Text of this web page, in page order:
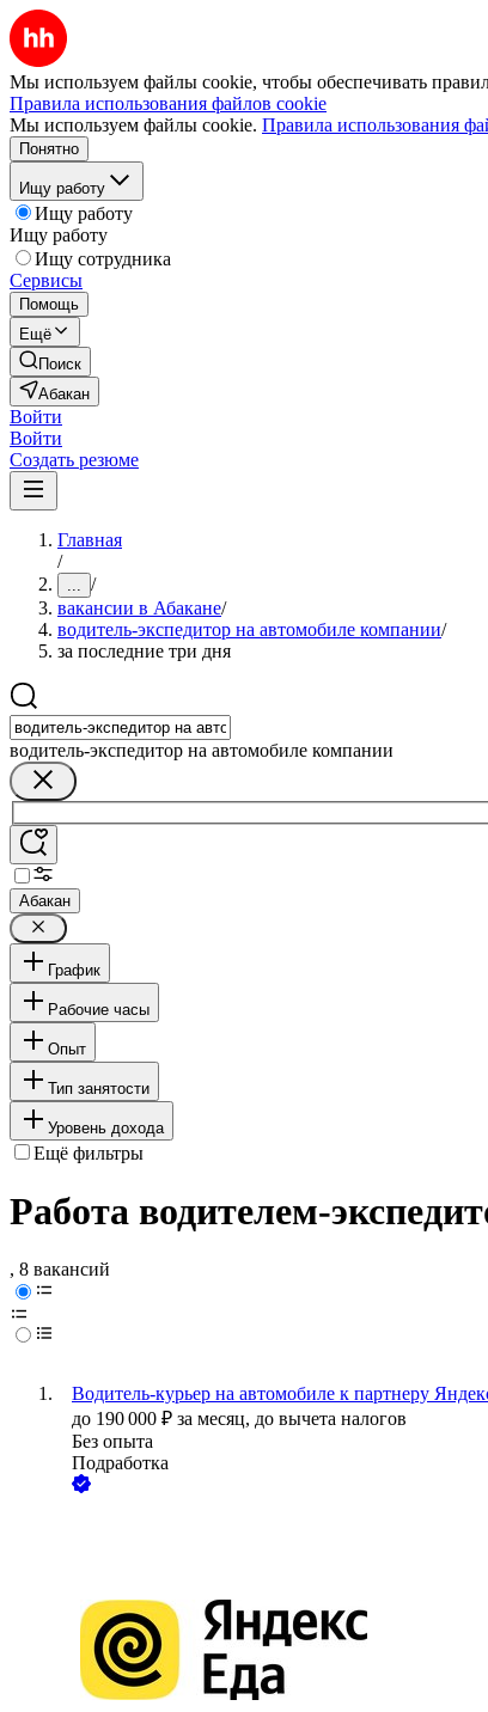
Мы используем файлы cookie, чтобы обеспечивать
Правила использования файлов cookie
Мы используем файлы cookie. Правила использования
Понятно
Ищу работу
Ищу работу
Ищу работу
Ищу сотрудника
Сервисы
Помощь
Ещё
Поиск
Абакан
Войти
Войти
Создать резюме
Главная
/
... /
вакансии в Абакане/
водитель-экспедитор на автомобиле компании/
за последние три дня
водитель-экспедитор на автомобиле компании
Абакан
График
Рабочие часы
Опыт
Тип занятости
Уровень дохода
Ещё фильтры
Работа водителем-
, 8 вакансий
Водитель-курьер на автомобиле к партнеру
до 190 000 ₽ за месяц, до вычета налогов
Без опыта
Подработка